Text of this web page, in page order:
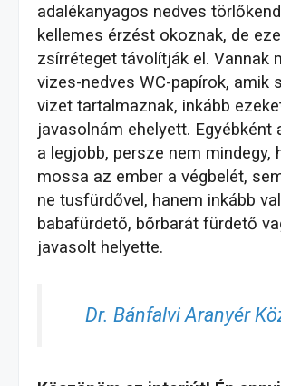
adalékanyagos nedves
kellemes érzést okoznak, de
zsírréteget távolítják el. Vannak
vizes-nedves WC-papírok, amik
vizet tartalmaznak, inkább
javasolnám ehelyett. Egyébként
a legjobb, persze nem mindegy,
mossa az ember a végbelét,
ne tusfürdővel, hanem inkább
babafürdető, bőrbarát fürdető
javasolt helyette.
Dr. Bánfalvi Aranyér